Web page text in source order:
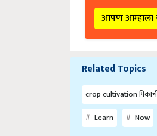
आपण
Related Topics
crop cultivation
Learn
Now